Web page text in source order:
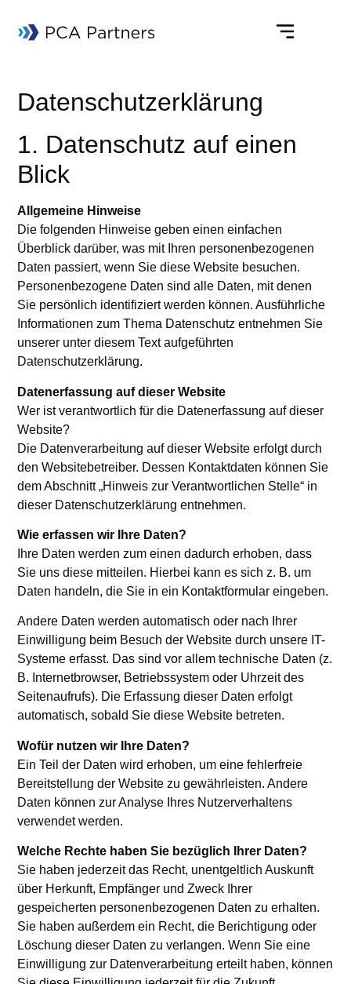
Datenschutzerklärung
1. Datenschutz auf einen
Blick
Allgemeine Hinweise
Die folgenden Hinweise geben einen einfachen
Überblick darüber, was mit Ihren personenbezogenen
Daten passiert, wenn Sie diese Website besuchen.
Personenbezogene Daten sind alle Daten, mit denen
Sie persönlich identifiziert werden können. Ausführliche
Informationen zum Thema Datenschutz entnehmen Sie
unserer unter diesem Text aufgeführten
Datenschutzerklärung.
Datenerfassung auf dieser Website
Wer ist verantwortlich für die Datenerfassung auf dieser
Website?
Die Datenverarbeitung auf dieser Website erfolgt durch
den Websitebetreiber. Dessen Kontaktdaten können Sie
dem Abschnitt „Hinweis zur Verantwortlichen Stelle“ in
dieser Datenschutzerklärung entnehmen.
Wie erfassen wir Ihre Daten?
Ihre Daten werden zum einen dadurch erhoben, dass
Sie uns diese mitteilen. Hierbei kann es sich z. B. um
Daten handeln, die Sie in ein Kontaktformular eingeben.
Andere Daten werden automatisch oder nach Ihrer
Einwilligung beim Besuch der Website durch unsere IT-
Systeme erfasst. Das sind vor allem technische Daten (z.
B. Internetbrowser, Betriebssystem oder Uhrzeit des
Seitenaufrufs). Die Erfassung dieser Daten erfolgt
automatisch, sobald Sie diese Website betreten.
Wofür nutzen wir Ihre Daten?
Ein Teil der Daten wird erhoben, um eine fehlerfreie
Bereitstellung der Website zu gewährleisten. Andere
Daten können zur Analyse Ihres Nutzerverhaltens
verwendet werden.
Welche Rechte haben Sie bezüglich Ihrer Daten?
Sie haben jederzeit das Recht, unentgeltlich Auskunft
über Herkunft, Empfänger und Zweck Ihrer
gespeicherten personenbezogenen Daten zu erhalten.
Sie haben außerdem ein Recht, die Berichtigung oder
Löschung dieser Daten zu verlangen. Wenn Sie eine
Einwilligung zur Datenverarbeitung erteilt haben, können